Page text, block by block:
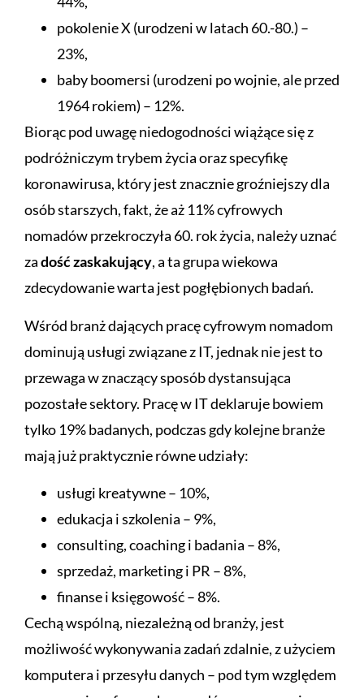
pokolenie X (urodzeni w latach 60.-80.) –
23%,
baby boomersi (urodzeni po wojnie, ale przed
1964 rokiem) – 12%.
Biorąc pod uwagę niedogodności wiążące się z
podróżniczym trybem życia oraz specyfikę
koronawirusa, który jest znacznie groźniejszy dla
osób starszych, fakt, że aż 11% cyfrowych
nomadów przekroczyła 60. rok życia, należy uznać
zadość zaskakujący, a ta grupa wiekowa
zdecydowanie warta jest pogłębionych badań.
Wśród branż dających pracę cyfrowym nomadom
dominują usługi związane z IT, jednak nie jest to
przewaga w znaczący sposób dystansująca
pozostałe sektory. Pracę w IT deklaruje bowiem
tylko 19% badanych, podczas gdy kolejne branże
mają już praktycznie równe udziały:
usługi kreatywne – 10%,
edukacja i szkolenia – 9%,
consulting, coaching i badania – 8%,
sprzedaż, marketing i PR – 8%,
finanse i księgowość – 8%.
Cechą wspólną, niezależną od branży, jest
możliwość wykonywania zadań zdalnie, z użyciem
komputera i przesyłu danych – pod tym względem